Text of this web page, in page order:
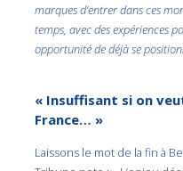
marques d’entrer dans ces
temps, avec des expériences
opportunité de déjà se
« Insuffisant si on
France… »
Laissons le mot de la fin à